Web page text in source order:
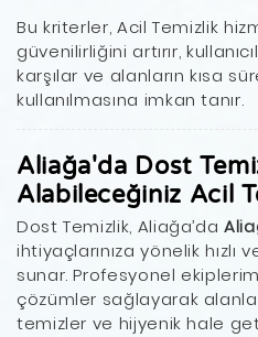
Bu kriterler, Acil Temizlik
güvenilirliğini artırır,
karşılar ve alanların kısa
kullanılmasına imkan tanır.
Aliağa'da Dost
Alabileceğiniz Acil
Dost Temizlik, Aliağa’da
ihtiyaçlarınıza yönelik hızlı
sunar. Profesyonel
çözümler sağlayarak
temizler ve hijyenik hale